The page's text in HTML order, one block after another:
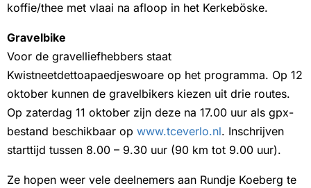
koffie/thee met vlaai na afloop in het Kerkeböske.
Gravelbike
Voor de gravelliefhebbers staat
Kwistneetdettoapaedjeswoare op het programma. Op 12
oktober kunnen de gravelbikers kiezen uit drie routes.
Op zaterdag 11 oktober zijn deze na 17.00 uur als gpx-
bestand beschikbaar op www.tceverlo.nl. Inschrijven
starttijd tussen 8.00 – 9.30 uur (90 km tot 9.00 uur).
Ze hopen weer vele deelnemers aan Rundje Koeberg te